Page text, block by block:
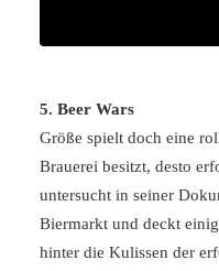
5. Beer Wars
Größe spielt doch eine
Brauerei besitzt, desto
untersucht in seiner
Biermarkt und deckt
hinter die Kulissen der